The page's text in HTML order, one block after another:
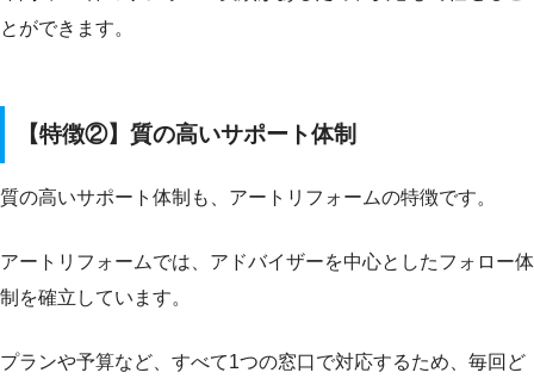
とができます。
【特徴②】質の高いサポート体制
質の高いサポート体制も、アートリフォームの特徴です。
アートリフォームでは、アドバイザーを中心としたフォロー体
制を確立しています。
プランや予算など、すべて1つの窓口で対応するため、毎回ど